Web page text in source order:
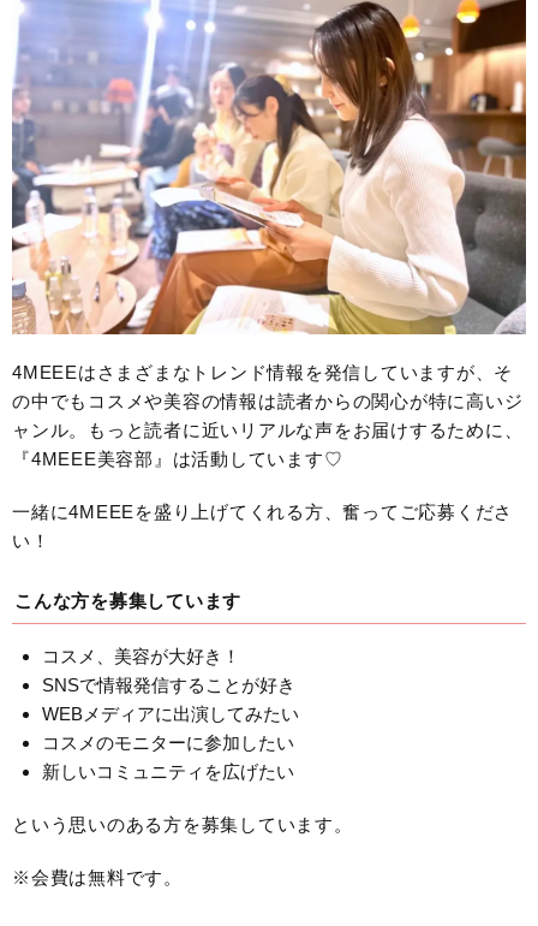
4MEEEはさまざまなトレンド情報を発信していますが、そ
の中でもコスメや美容の情報は読者からの関心が特に高いジ
ャンル。もっと読者に近いリアルな声をお届けするために、
『4MEEE美容部』は活動しています♡
一緒に4MEEEを盛り上げてくれる方、奮ってご応募くださ
い！
こんな方を募集しています
コスメ、美容が大好き！
SNSで情報発信することが好き
WEBメディアに出演してみたい
コスメのモニターに参加したい
新しいコミュニティを広げたい
という思いのある方を募集しています。
※会費は無料です。